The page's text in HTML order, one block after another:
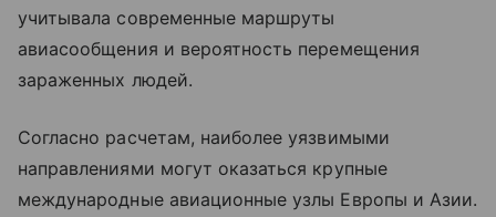
учитывала современные маршруты
авиасообщения и вероятность перемещения
зараженных людей.
Согласно расчетам, наиболее уязвимыми
направлениями могут оказаться крупные
международные авиационные узлы Европы и Азии.